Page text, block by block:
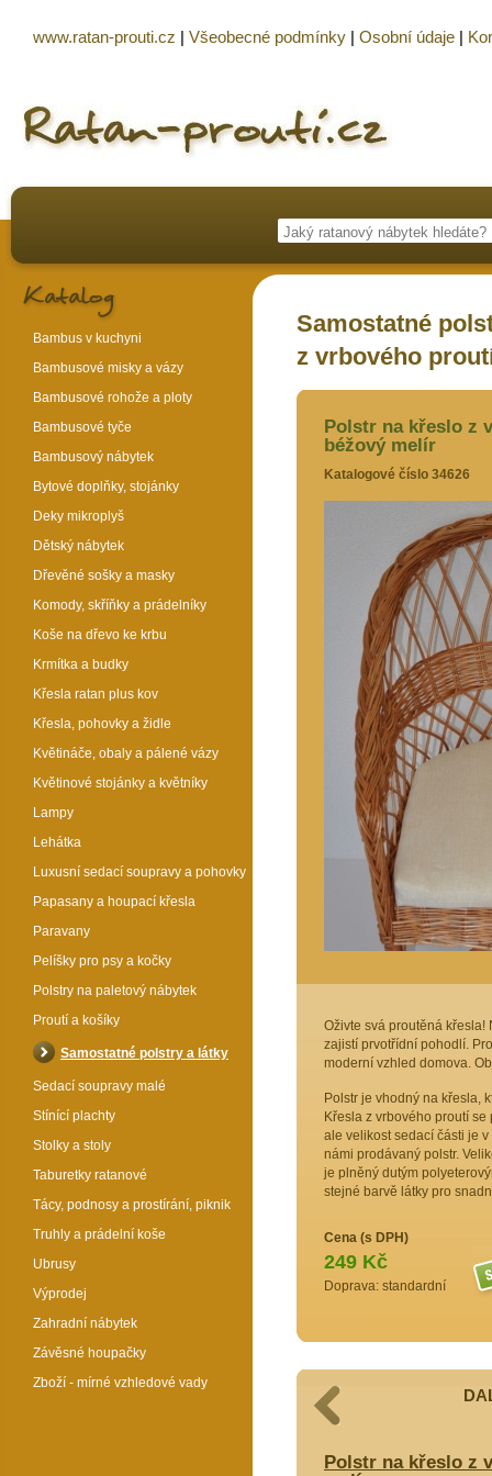
Samostatné
z vrbového
Polstr na křeslo z
béžový melír
Katalogové číslo 34626
Oživte svá proutěná křesla!
zajistí prvotřídní pohodlí.
moderní vzhled domova.
Polstr je vhodný na křesla,
Křesla z vrbového proutí
ale velikost sedací části je
námi prodávaný polstr.
je plněný dutým
stejné barvě látky pro
Cena (s DPH)
249 Kč
Doprava: standardní
Polstr na křeslo z
Bambus v kuchyni
Bambusové misky a vázy
Bambusové rohože a ploty
Bambusové tyče
Bambusový nábytek
Bytové doplňky, stojánky
Deky mikroplyš
Dětský nábytek
Dřevěné sošky a masky
Komody, skříňky a prádelníky
Koše na dřevo ke krbu
Krmítka a budky
Křesla ratan plus kov
Křesla, pohovky a židle
Květináče, obaly a pálené vázy
Květinové stojánky a květníky
Lampy
Lehátka
Luxusní sedací soupravy a pohovky
Papasany a houpací křesla
Paravany
Pelíšky pro psy a kočky
Polstry na paletový nábytek
Proutí a košíky
Samostatné polstry a látky
Sedací soupravy malé
Stínící plachty
Stolky a stoly
Taburetky ratanové
Tácy, podnosy a prostírání, piknik
Truhly a prádelní koše
Ubrusy
Výprodej
Zahradní nábytek
Závěsné houpačky
Zboží - mírné vzhledové vady
www.ratan-prouti.cz | Všeobecné podmínky | Osobní údaje |